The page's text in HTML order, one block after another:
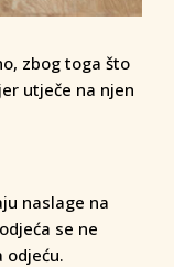
zbog toga što
utječe na njen
naslage na
se ne
odjeću.